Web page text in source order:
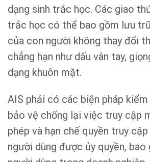
dạng sinh trắc học. Các giao
trắc học có thể bao gồm lưu
của con người không thay đổi
chẳng hạn như dấu vân tay,
dạng khuôn mặt.
AIS phải có các biện pháp
bảo vệ chống lại việc truy cập
phép và hạn chế quyền truy
người dùng được ủy quyền,